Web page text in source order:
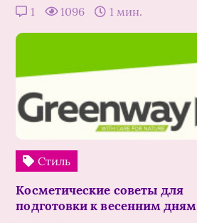
1 1096 1 мин.
Стиль
Косметические советы для
подготовки к весенним дням